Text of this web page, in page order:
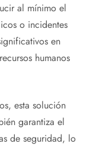
al mínimo el
o incidentes
en
humanos
esta solución
garantiza el
de seguridad, lo